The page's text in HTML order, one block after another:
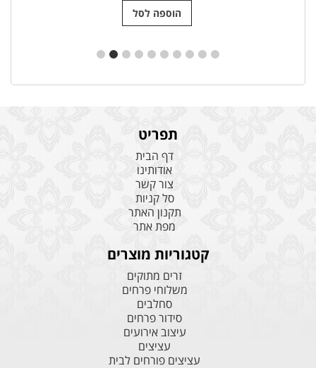
הוספה לסל
תפריט
דף הבית
אודותינו
צור קשר
סל קניות
תקנון האתר
מפת אתר
קטגוריות מוצרים
זרים מתוקים
משלוחי פרחים
סחלבים
סידור פרחים
עיצוב אירועים
עציצים
עציצים פורחים לבית